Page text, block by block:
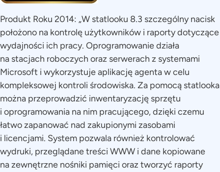
Produkt Roku 2014: „W statlooku 8.3 szczególny nacisk
położono na kontrolę użytkowników i raporty dotyczące
wydajności ich pracy. Oprogramowanie działa
na stacjach roboczych oraz serwerach z systemami
Microsoft i wykorzystuje aplikację agenta w celu
kompleksowej kontroli środowiska. Za pomocą statlooka
można przeprowadzić inwentaryzację sprzętu
i oprogramowania na nim pracującego, dzięki czemu
łatwo zapanować nad zakupionymi zasobami
i licencjami. System pozwala również kontrolować
wydruki, przeglądane treści WWW i dane kopiowane
na zewnętrzne nośniki pamięci oraz tworzyć raporty